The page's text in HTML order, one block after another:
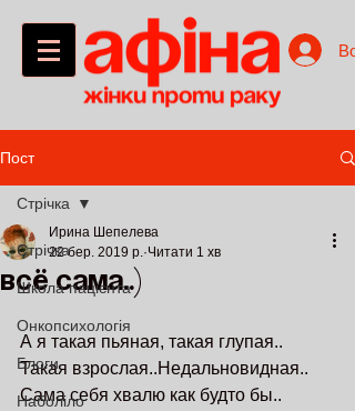
Пост
Стрічка
Школа пацієнта
Онкопсихологія
Блоги
Наболіло
Стрічка
Всё сама..)
Ирина Шепелева
22 бер. 2019 р. Читати 1 хв
А я такая пьяная, такая глупая..
Такая взрослая..Недальновидная..
Сама себя хвалю как будто бы..